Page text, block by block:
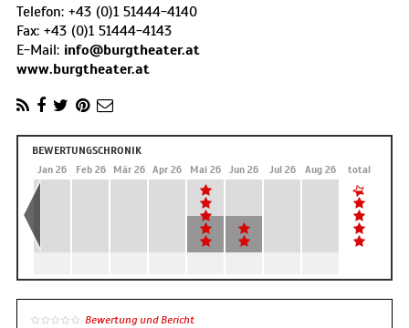
Telefon: +43 (0)1 51444-4140
Fax: +43 (0)1 51444-4143
E-Mail: info@burgtheater.at
www.burgtheater.at
BEWERTUNGSCHRONIK
Jan 26 Feb 26 Mär 26 Apr 26 Mai 26 Jun 26 Jul 26 Aug 26 total
Bewertung und Bericht